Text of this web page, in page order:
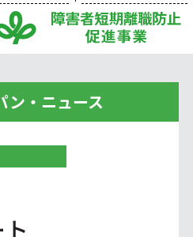
ン・ニュース